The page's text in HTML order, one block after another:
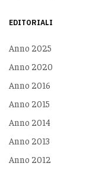
EDITORIALI
Anno 2025
Anno 2020
Anno 2016
Anno 2015
Anno 2014
Anno 2013
Anno 2012